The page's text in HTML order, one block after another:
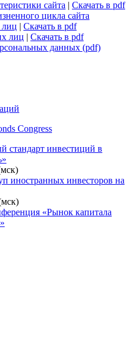
сайта | Скачать в pdf
цикла сайта
лиц | Скачать в pdf
лиц | Скачать в pdf
данных (pdf)
Congress
стандарт инвестиций в
иностранных инвесторов на
«Рынок капитала